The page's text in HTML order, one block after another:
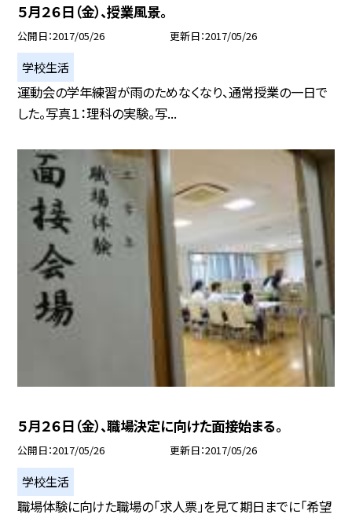
５月２６日（金）、授業風景。
公開日 2017/05/26 更新日 2017/05/26
学校生活
運動会の学年練習が雨のためなくなり、通常授業の一日で
した。写真１：理科の実験。写...
５月２６日（金）、職場決定に向けた面接始まる。
公開日 2017/05/26 更新日 2017/05/26
学校生活
職場体験に向けた職場の「求人票」を見て期日までに「希望